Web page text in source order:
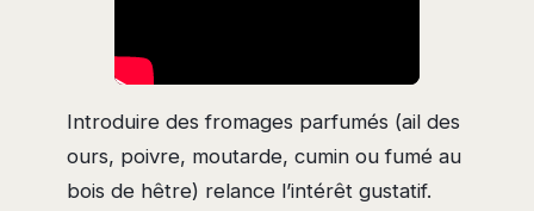
Introduire des fromages parfumés (ail des
ours, poivre, moutarde, cumin ou fumé au
bois de hêtre) relance l’intérêt gustatif.